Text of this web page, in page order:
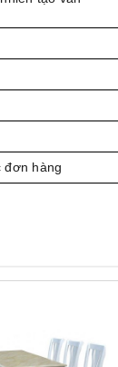
đơn hàng